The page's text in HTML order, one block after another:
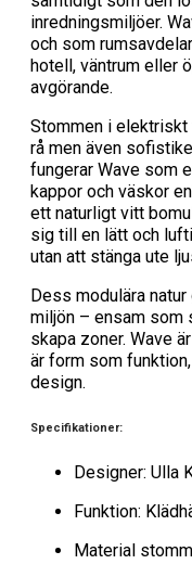
inredningsmiljöer.
och som
hotell, väntrum eller
avgörande.
Stommen i
rå men även
fungerar Wave som
kappor och väskor
ett naturligt vitt
sig till en lätt och
utan att stänga ute
Dess modulära
miljön – ensam som
skapa zoner. Wave
är form som
design.
Specifikationer:
Designer: Ulla
Funktion:
Material